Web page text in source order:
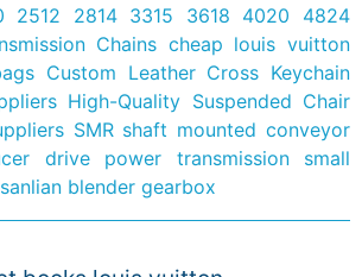
2512 2814 3315 3618 4020 4824
Chains cheap louis vuitton
Custom Leather Cross Keychain
High-Quality Suspended Chair
SMR shaft mounted conveyor
drive power transmission small
blender gearbox